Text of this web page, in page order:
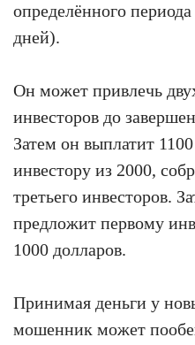
определённого
дней).
Он может привлечь
инвесторов до
Затем он выплатит
инвестору из 2000,
третьего инвесторов.
предложит первому
1000 долларов.
Принимая деньги у
мошенник может